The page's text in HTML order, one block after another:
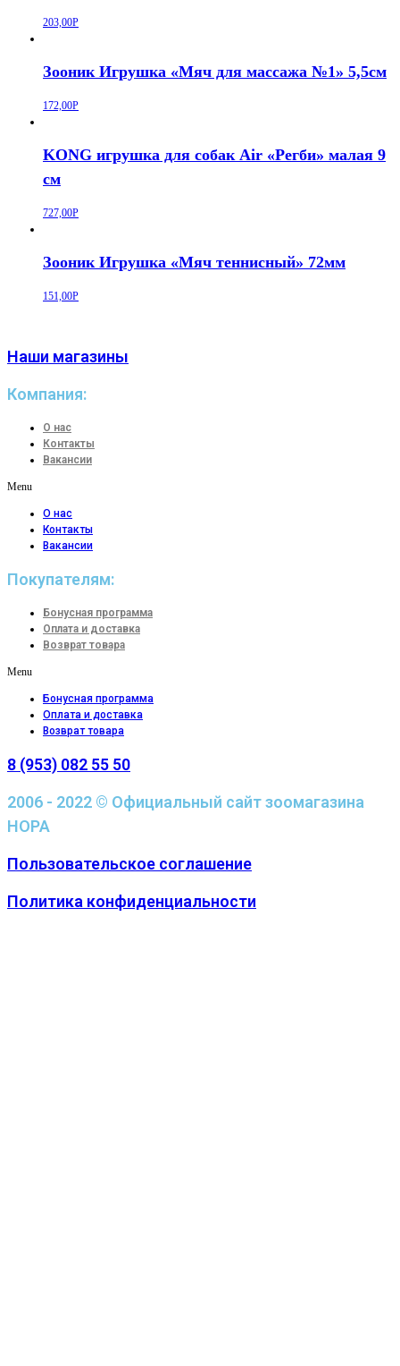
203,00Р
Зооник Игрушка «Мяч для массажа №1» 5,5см
172,00Р
KONG игрушка для собак Air «Регби» малая 9
см
727,00Р
Зооник Игрушка «Мяч теннисный» 72мм
151,00Р
Наши магазины
Компания:
О нас
Контакты
Вакансии
Menu
О нас
Контакты
Вакансии
Покупателям:
Бонусная программа
Оплата и доставка
Возврат товара
Menu
Бонусная программа
Оплата и доставка
Возврат товара
8 (953) 082 55 50
2006 - 2022 © Официальный сайт зоомагазина
НОРА
Пользовательское соглашение
Политика конфиденциальности